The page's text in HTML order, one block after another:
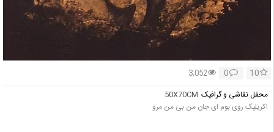
10
0
3,052
محفل نقاشی و گرافیک 50X70CM
اکریلیک روی بوم ای جان من بی من مرو